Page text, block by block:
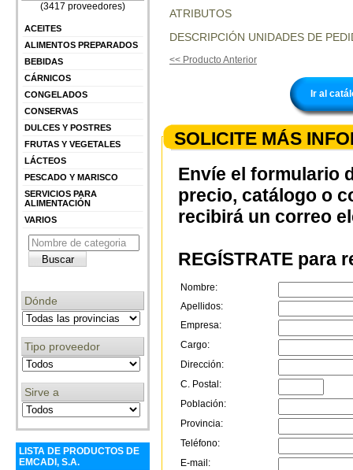
(3417 proveedores)
ACEITES
ALIMENTOS PREPARADOS
BEBIDAS
CÁRNICOS
CONGELADOS
CONSERVAS
DULCES Y POSTRES
FRUTAS Y VEGETALES
LÁCTEOS
PESCADO Y MARISCO
SERVICIOS PARA
ALIMENTACIÓN
VARIOS
Dónde
Tipo proveedor
Sirve a
LISTA DE PRODUCTOS DE
EMCADI, S.A.
ATRIBUTOS
DESCRIPCIÓN UNIDADES DE
<< Producto Anterior
Ir al
SOLICITE MÁS
Envíe el formulario
precio, catálogo o
recibirá un correo
REGÍSTRATE para
Nombre:
Apellidos:
Empresa:
Cargo:
Dirección:
C. Postal:
Población:
Provincia:
Teléfono:
E-mail: